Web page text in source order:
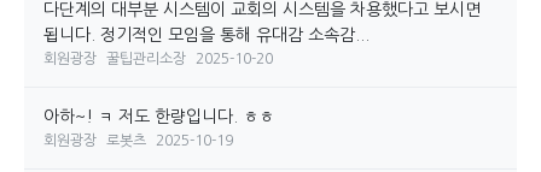
다단계의 대부분 시스템이 교회의 시스템을 차용했다고 보시면
됩니다. 정기적인 모임을 통해 유대감 소속감...
회원광장 꿀팁관리소장 2025-10-20
아하~! ㅋ 저도 한량입니다. ㅎㅎ
회원광장 로봇츠 2025-10-19